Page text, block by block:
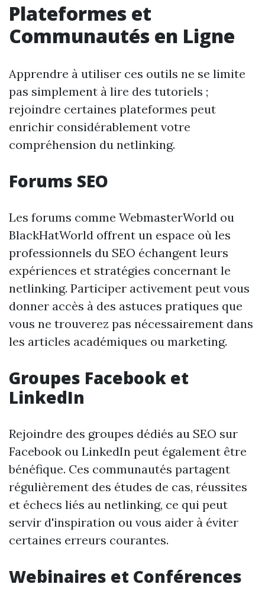
Plateformes et
Communautés en Ligne
Apprendre à utiliser ces outils ne se limite
pas simplement à lire des tutoriels ;
rejoindre certaines plateformes peut
enrichir considérablement votre
compréhension du netlinking.
Forums SEO
Les forums comme WebmasterWorld ou
BlackHatWorld offrent un espace où les
professionnels du SEO échangent leurs
expériences et stratégies concernant le
netlinking. Participer activement peut vous
donner accès à des astuces pratiques que
vous ne trouverez pas nécessairement dans
les articles académiques ou marketing.
Groupes Facebook et
LinkedIn
Rejoindre des groupes dédiés au SEO sur
Facebook ou LinkedIn peut également être
bénéfique. Ces communautés partagent
régulièrement des études de cas, réussites
et échecs liés au netlinking, ce qui peut
servir d'inspiration ou vous aider à éviter
certaines erreurs courantes.
Webinaires et Conférences